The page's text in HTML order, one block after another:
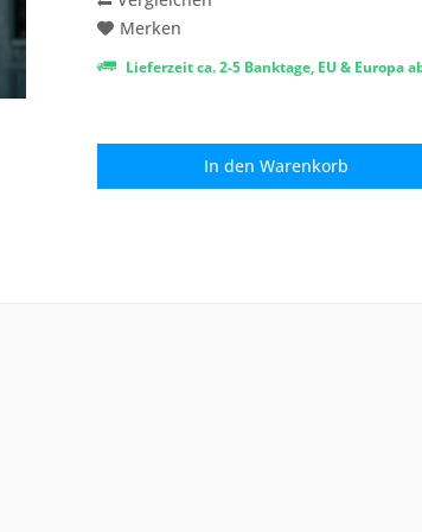
Merken
Lieferzeit ca. 2-5 Banktage, EU & Europa
In den Warenkorb